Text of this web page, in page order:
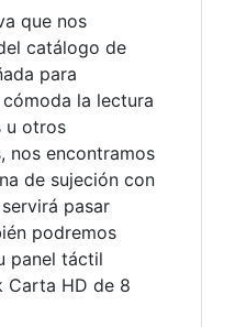
que nos
catálogo de
para
la lectura
u otros
nos encontramos
de sujeción con
pasar
podremos
panel táctil
Carta HD de 8